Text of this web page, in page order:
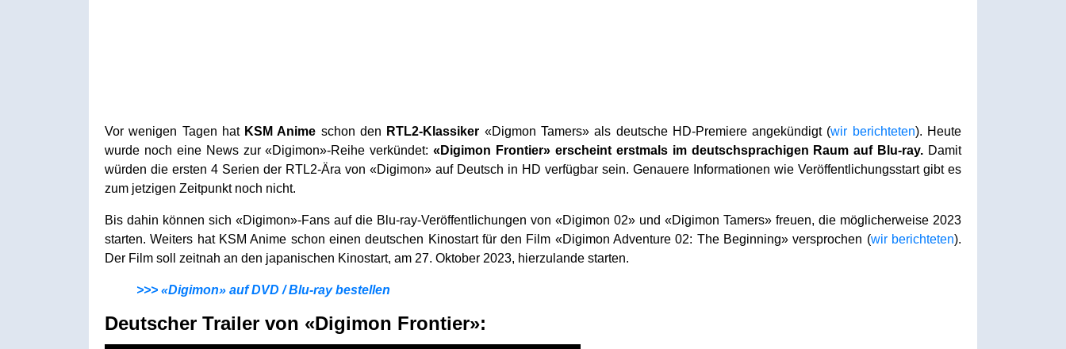
Vor wenigen Tagen hat KSM Anime schon den RTL2-Klassiker «Digmon Tamers» als deutsche HD-Premiere angekündigt (wir berichteten). Heute
wurde noch eine News zur «Digimon»-Reihe verkündet:«Digimon Frontier» erscheint erstmals im deutschsprachigen Raum auf Blu-ray. Damit
würden die ersten 4 Serien der RTL2-Ära von «Digimon» auf Deutsch in HD verfügbar sein. Genauere Informationen wie Veröffentlichungsstart gibt es
zum jetzigen Zeitpunkt noch nicht.
Bis dahin können sich «Digimon»-Fans auf die Blu-ray-Veröffentlichungen von «Digimon 02» und «Digimon Tamers» freuen, die möglicherweise 2023
starten. Weiters hat KSM Anime schon einen deutschen Kinostart für den Film «Digimon Adventure 02: The Beginning» versprochen (wir berichteten).
Der Film soll zeitnah an den japanischen Kinostart, am 27. Oktober 2023, hierzulande starten.
>>> «Digimon» auf DVD / Blu-ray bestellen
Deutscher Trailer von «Digimon Frontier»: